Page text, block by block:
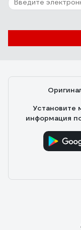
Установите
информация